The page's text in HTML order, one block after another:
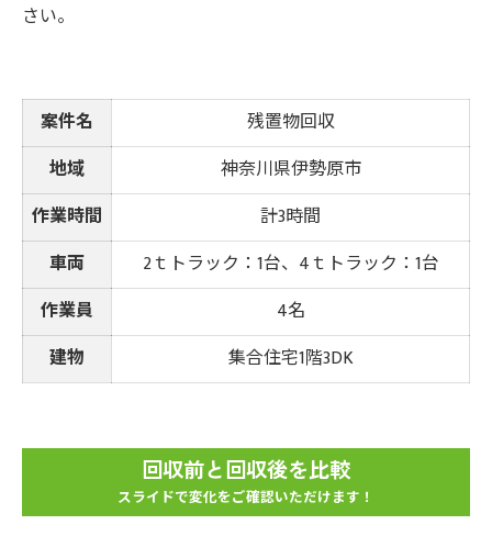
さい。
案件名
残置物回収
地域
神奈川県伊勢原市
作業時間
計3時間
車両
2ｔトラック：1台、4ｔトラック：1台
作業員
4名
建物
集合住宅1階3DK
回収前と回収後を比較
スライドで変化をご確認いただけます！